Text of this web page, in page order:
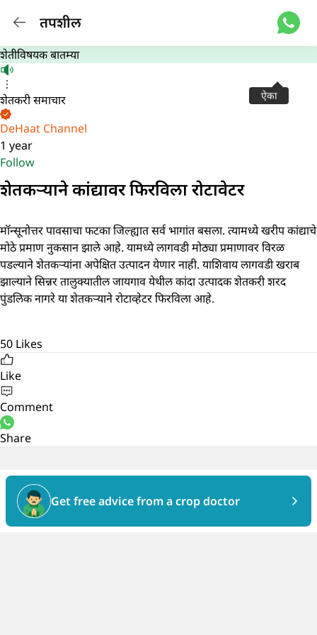
तपशील
ऐका
शेतीविषयक बातम्या
शेतकरी समाचार
DeHaat Channel
1 year
Follow
शेतकऱ्याने कांद्यावर फिरविला रोटावेटर
मॉन्सूनोत्तर पावसाचा फटका जिल्ह्यात सर्व भागांत बसला. त्यामध्ये खरीप कांद्याचे
मोठे प्रमाण नुकसान झाले आहे. यामध्ये लागवडी मोठ्या प्रमाणावर विरळ
पडल्याने शेतकऱ्यांना अपेक्षित उत्पादन येणार नाही. याशिवाय लागवडी खराब
झाल्याने सिन्नर तालुक्यातील जायगाव येथील कांदा उत्पादक शेतकरी शरद
पुंडलिक नागरे या शेतकऱ्याने रोटाव्हेटर फिरविला आहे.
50 Likes
Like
Comment
Share
Get free advice from a crop doctor